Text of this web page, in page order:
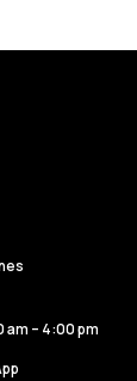
am – 4:00 pm